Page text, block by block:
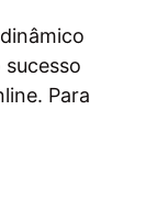
Para